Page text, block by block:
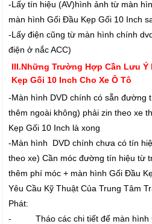
-Lấy tín hiệu (AV)hình ảnh từ màn
màn hình Gối Đầu Kẹp Gối 10 Inch
-Lấy điện cũng từ màn hình chính
điện ở nắc ACC)
III.Những Trường Hợp Cần Lưu Ý
Kẹp Gối 10 Inch Cho Xe Ô Tô
-Màn hình DVD chính có sẵn đường
thêm ngoài không) phải zin theo xe
Kẹp Gối 10 Inch là xong
-Màn hình DVD chính chưa có tín
theo xe) Cần móc đường tín hiệu từ
thêm phí móc + màn hình Gối Đầu
Yêu Cầu Kỹ Thuật Của Trung Tâm
Phát:
- Tháo các chi tiết để màn hình